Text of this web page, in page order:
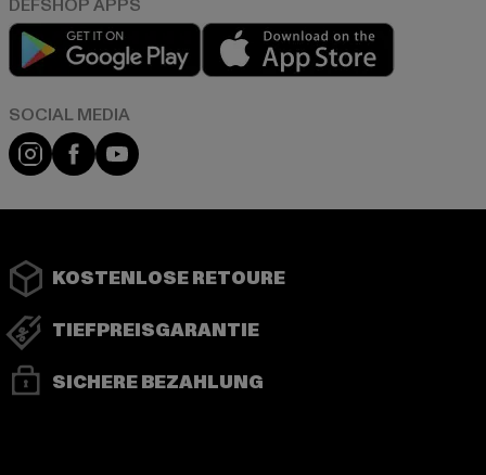
Play market
Instagram
FacebookYouTube
KOSTENLOSE RETOURE
TIEFPREISGARANTIE
SICHERE BEZAHLUNG